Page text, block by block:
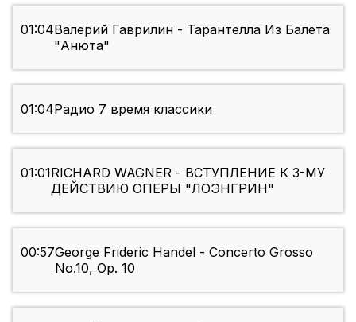
01:04Валерий Гаврилин - Тарантелла Из Балета
"Анюта"
01:04Радио 7 время классики
01:01RICHARD WAGNER - ВСТУПЛЕНИЕ К 3-МУ
ДЕЙСТВИЮ ОПЕРЫ "ЛОЭНГРИН"
00:57George Frideric Handel - Concerto Grosso
No.10, Op. 10